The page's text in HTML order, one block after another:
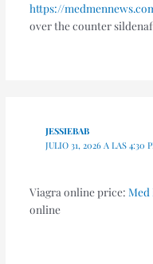
https://
over the counter
JESSIEBAB
JULIO 31, 2026 A LAS 4:30
Viagra online price: Med
online